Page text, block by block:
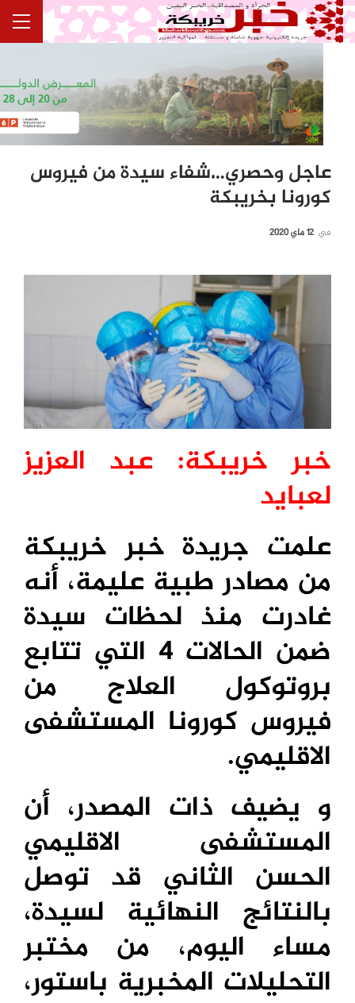
عاجل وحصري…شفاء سيدة من فيروس
كورونا بخريبكة
في 12 ماي 2020
خبر خريبكة: عبد العزيز
لعبايد
علمت جريدة خبر خريبكة
من مصادر طبية عليمة، أنه
غادرت منذ لحظات سيدة
ضمن الحالات 4 التي تتابع
بروتوكول العلاج من
فيروس كورونا المستشفى
الاقليمي.
و يضيف ذات المصدر، أن
المستشفى الاقليمي
الحسن الثاني قد توصل
بالنتائج النهائية لسيدة،
مساء اليوم، من مختبر
التحليلات المخبرية باستور،